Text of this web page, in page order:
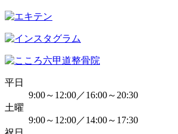
平日
9:00～12:00／16:00～20:30
土曜
9:00～12:00／14:00～17:30